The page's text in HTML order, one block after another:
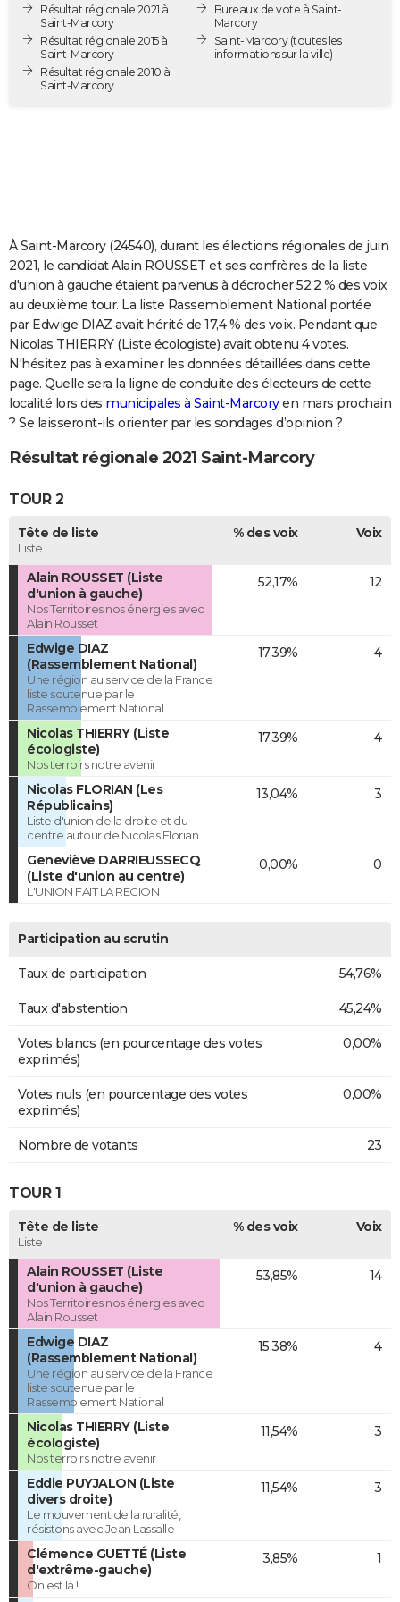
Destinations
City break
Voyage nature
Voyage de noces
Forum
PHOTO
GUIDES D'ACHAT
BONS PLANS
COPAINS D'AVANT
S'inscrire
Se connecter
Lycées
Collèges
Primaires
Universités
Entreprises
Service militaire
Avis de recherche
AVIS DE DÉCÈS
FORUM
Bricolage
Lifestyle
Culture
Sport
Auto
Television
Voyage
Cinema
Résultat régionale 2021 à
Saint-Marcory
Résultat régionale 2015 à
Saint-Marcory
Résultat régionale 2010 à
Saint-Marcory
Bureaux de vote à Saint-
Marcory
Saint-Marcory(toutes les
informations sur la ville)
À Saint-Marcory (24540), durant les élections régionales de juin
2021, le candidat Alain ROUSSET et ses confrères de la liste
d'union à gauche étaient parvenus à décrocher 52,2 % des voix
au deuxième tour. La liste Rassemblement National portée
par Edwige DIAZ avait hérité de 17,4 % des voix. Pendant que
Nicolas THIERRY (Liste écologiste) avait obtenu 4 votes.
N'hésitez pas à examiner les données détaillées dans cette
page. Quelle sera la ligne de conduite des électeurs de cette
localité lors des municipales à Saint-Marcoryen mars prochain
? Se laisseront-ils orienter par les sondages d’opinion ?
Résultat régionale 2021 Saint-Marcory
TOUR 2
Tête de liste
Liste
% des voix Voix
Alain ROUSSET (Liste
d'union à gauche)
Nos Territoires nos énergies avec
Alain Rousset
52,17% 12
Edwige DIAZ
(Rassemblement National)
Une région au service de la France
liste soutenue par le
Rassemblement National
17,39% 4
Nicolas THIERRY (Liste
écologiste)
Nos terroirs notre avenir
17,39% 4
Nicolas FLORIAN (Les
Républicains)
Liste d'union de la droite et du
centre autour de Nicolas Florian
13,04% 3
Geneviève DARRIEUSSECQ
(Liste d'union au centre)
L'UNION FAIT LA REGION
0,00% 0
Participation au scrutin
Taux de participation 54,76%
Taux d'abstention 45,24%
Votes blancs (en pourcentage des votes
exprimés)
0,00%
Votes nuls (en pourcentage des votes
exprimés)
0,00%
Nombre de votants 23
TOUR 1
Tête de liste
Liste
% des voix Voix
Alain ROUSSET (Liste
d'union à gauche)
Nos Territoires nos énergies avec
Alain Rousset
53,85% 14
Edwige DIAZ
(Rassemblement National)
Une région au service de la France
liste soutenue par le
Rassemblement National
15,38% 4
Nicolas THIERRY (Liste
écologiste)
Nos terroirs notre avenir
11,54% 3
Eddie PUYJALON (Liste
divers droite)
Le mouvement de la ruralité,
résistons avec Jean Lassalle
11,54% 3
Clémence GUETTÉ (Liste
d'extrême-gauche)
On est là !
3,85% 1